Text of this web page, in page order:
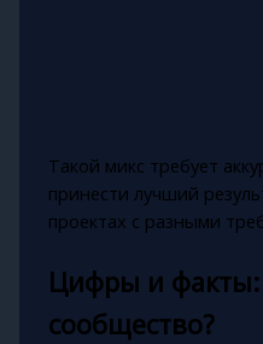
Такой микс требует
принести лучший
проектах с разными
Цифры и факты:
сообщество?